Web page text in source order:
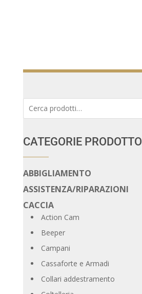
CATEGORIE PRODOTTO
ABBIGLIAMENTO
ASSISTENZA/RIPARAZIONI
CACCIA
Action Cam
Beeper
Campani
Cassaforte e Armadi
Collari addestramento